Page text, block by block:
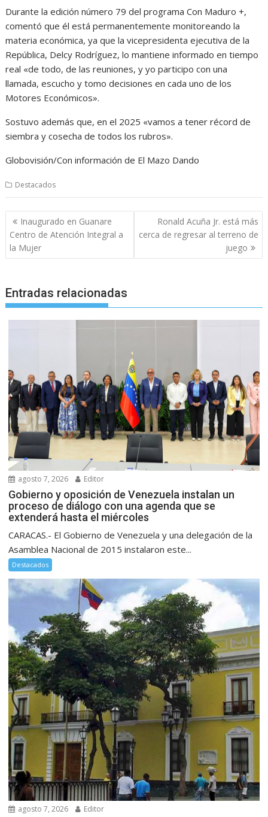
Durante la edición número 79 del programa Con Maduro +,
comentó que él está permanentemente monitoreando la
materia económica, ya que la vicepresidenta ejecutiva de la
República, Delcy Rodríguez, lo mantiene informado en tiempo
real «de todo, de las reuniones, y yo participo con una
llamada, escucho y tomo decisiones en cada uno de los
Motores Económicos».
Sostuvo además que, en el 2025 «vamos a tener récord de
siembra y cosecha de todos los rubros».
Globovisión/Con información de El Mazo Dando
Destacados
Navegación
de
entradas
Inaugurado en Guanare
Centro de Atención Integral a
la Mujer
Ronald Acuña Jr. está más
cerca de regresar al terreno de
juego
Entradas relacionadas
agosto 7, 2026 Editor
Gobierno y oposición de Venezuela instalan un
proceso de diálogo con una agenda que se
extenderá hasta el miércoles
CARACAS.- El Gobierno de Venezuela y una delegación de la
Asamblea Nacional de 2015 instalaron este...
Destacados
agosto 7, 2026 Editor